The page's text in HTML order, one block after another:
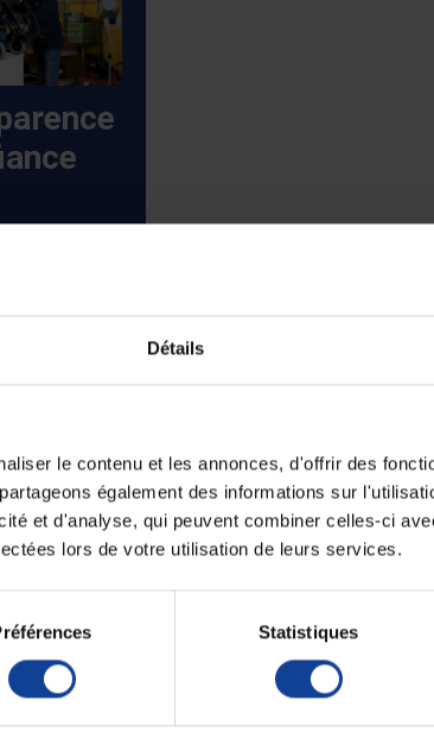
Détails
le contenu et les annonces, d'offrir des
également des informations sur
et d'analyse, qui peuvent combiner celles-ci
lors de votre utilisation de leurs services.
Statistiques
et
avec
une
vous